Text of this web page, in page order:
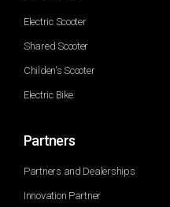
Electric Scooter
Shared Scooter
Childen's Scooter
Electric Bike
Partners
Partners and Dealerships
Innovation Partner